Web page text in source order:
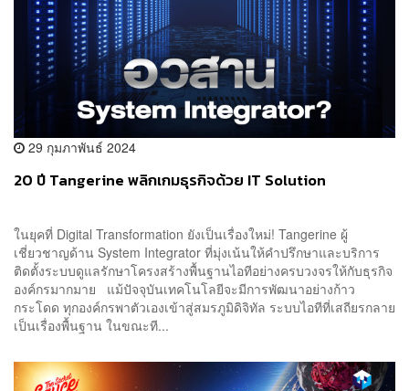
29 กุมภาพันธ์ 2024
20 ปี Tangerine พลิกเกมธุรกิจด้วย IT Solution
ในยุคที่ Digital Transformation ยังเป็นเรื่องใหม่! Tangerine ผู้
เชี่ยวชาญด้าน System Integrator ที่มุ่งเน้นให้คำปรึกษาและบริการ
ติดตั้งระบบดูแลรักษาโครงสร้างพื้นฐานไอทีอย่างครบวงจรให้กับธุรกิจ
องค์กรมากมาย แม้ปัจจุบันเทคโนโลยีจะมีการพัฒนาอย่างก้าว
กระโดด ทุกองค์กรพาตัวเองเข้าสู่สมรภูมิดิจิทัล ระบบไอทีที่เสถียรกลาย
เป็นเรื่องพื้นฐาน ในขณะที...